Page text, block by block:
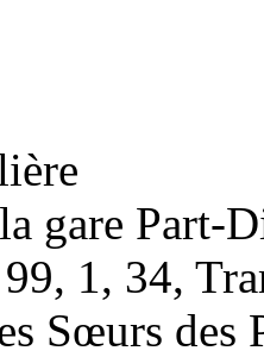
gare Part-
1, 34,
Sœurs des